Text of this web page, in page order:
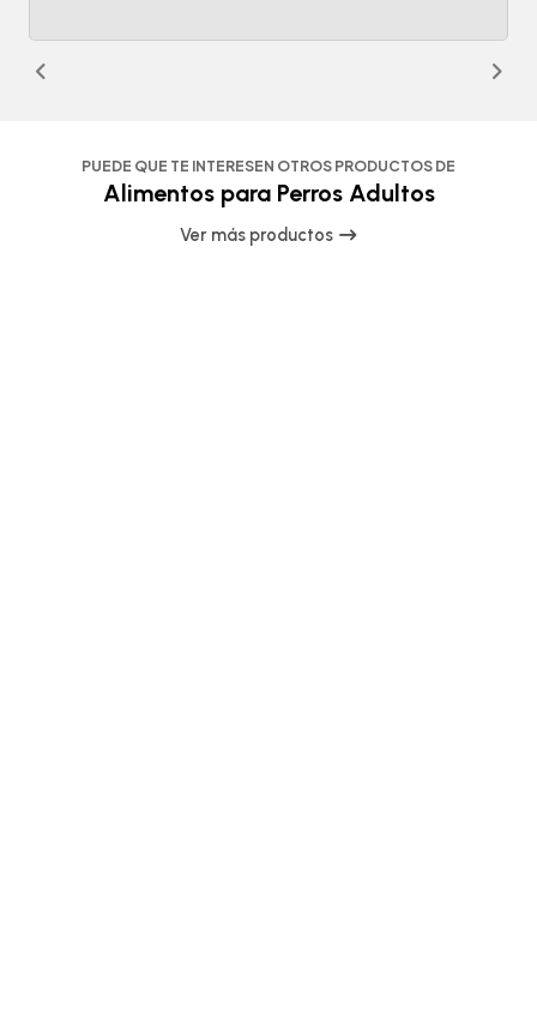
PUEDE QUE TE INTERESEN OTROS PRODUCTOS DE
Alimentos para Perros Adultos
Ver más productos